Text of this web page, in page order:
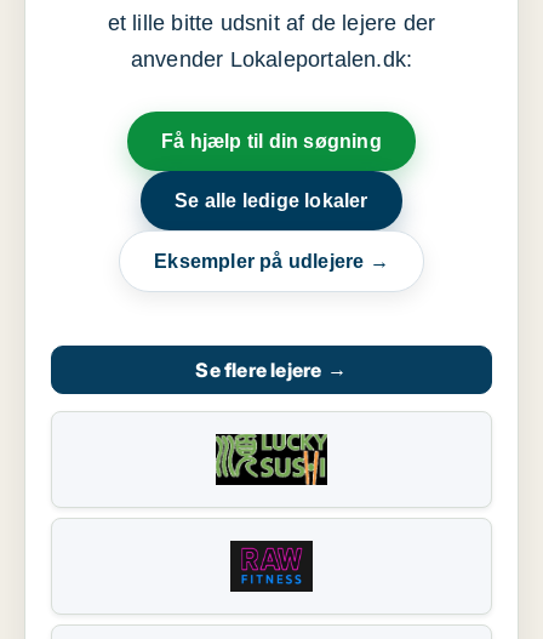
et lille bitte udsnit af de lejere der
anvender Lokaleportalen.dk:
Få hjælp til din søgning
Se alle ledige lokaler
Eksempler på udlejere →
Se flere lejere →